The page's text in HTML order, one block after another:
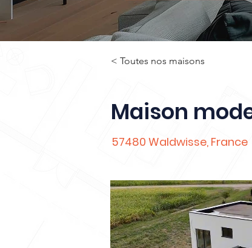
< Toutes nos maisons
Maison
57480 Waldwisse, France